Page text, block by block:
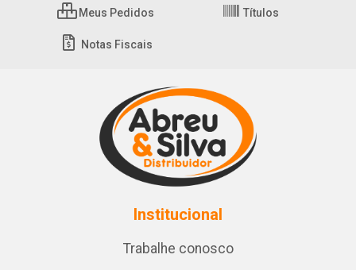
Meus Pedidos Títulos
Notas Fiscais
Institucional
Trabalhe conosco